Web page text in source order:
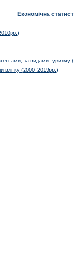
Економічна
за видами туризму
влітку (2000–2019рр.)